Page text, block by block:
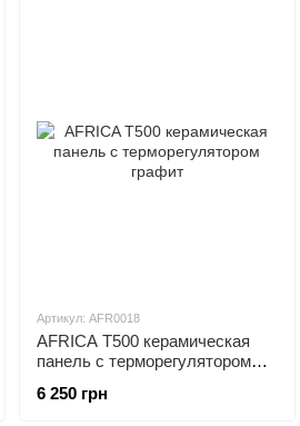
Артикул: AFR0018
AFRICA T500 керамическая
панель с терморегулятором
6 250 грн